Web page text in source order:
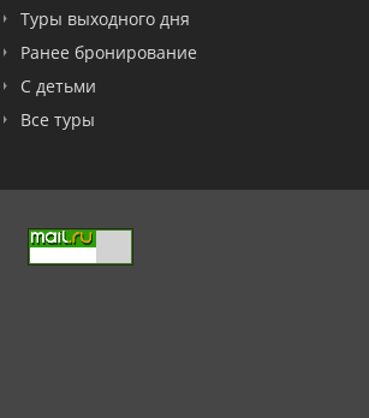
Туры выходного дня
Ранее бронирование
С детьми
Все туры